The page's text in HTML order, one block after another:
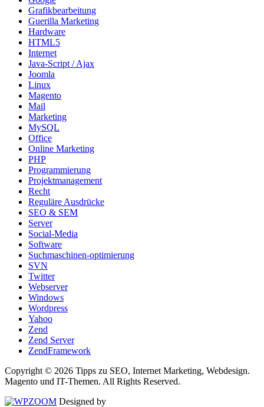
Grafikbearbeitung
Guerilla Marketing
Hardware
HTML5
Internet
Java-Script / Ajax
Joomla
Linux
Magento
Mail
Marketing
MySQL
Office
Online Marketing
PHP
Programmierung
Projektmanagement
Recht
Reguläre Ausdrücke
SEO & SEM
Server
Social-Media
Software
Suchmaschinen-optimierung
SVN
Twitter
Webserver
Windows
Wordpress
Yahoo
Zend
Zend Server
ZendFramework
Copyright © 2026 Tipps zu SEO, Internet Marketing, Webdesign.
Magento und IT-Themen. All Rights Reserved.
Designed by